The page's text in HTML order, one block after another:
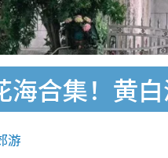
海合集！黄
游